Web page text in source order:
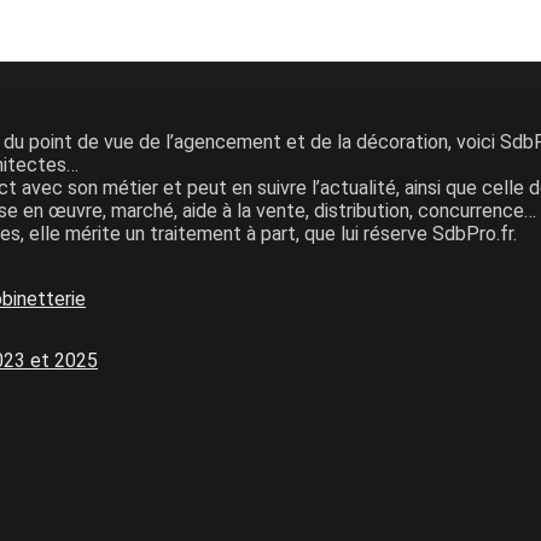
point de vue de l’agencement et de la décoration, voici
son métier et peut en suivre l’actualité, ainsi que celle
en œuvre, marché, aide à la vente, distribution, concurrence…
elle mérite un traitement à part, que lui réserve SdbPro.fr.